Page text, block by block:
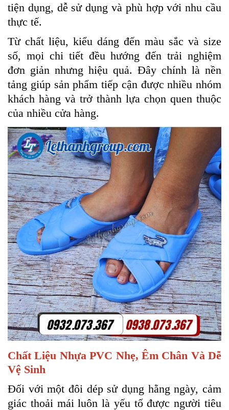
tiện dụng, dễ sử dụng và phù hợp với nhu cầu
thực tế.
Từ chất liệu, kiểu dáng đến màu sắc và size
số, mọi chi tiết đều hướng đến trải nghiệm
đơn giản nhưng hiệu quả. Đây chính là nền
tảng giúp sản phẩm tiếp cận được nhiều nhóm
khách hàng và trở thành lựa chọn quen thuộc
của nhiều cửa hàng.
Chất Liệu Nhựa PVC Nhẹ, Êm Chân Và Dễ
Vệ Sinh
Đối với một đôi dép sử dụng hằng ngày, cảm
giác thoải mái luôn là yếu tố được người tiêu